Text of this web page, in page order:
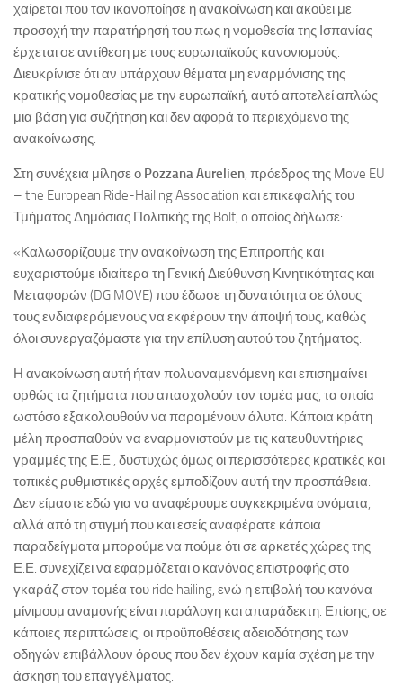
χαίρεται που τον ικανοποίησε η ανακοίνωση και ακούει με
προσοχή την παρατήρησή του πως η νομοθεσία της Ισπανίας
έρχεται σε αντίθεση με τους ευρωπαϊκούς κανονισμούς.
Διευκρίνισε ότι αν υπάρχουν θέματα μη εναρμόνισης της
κρατικής νομοθεσίας με την ευρωπαϊκή, αυτό αποτελεί απλώς
μια βάση για συζήτηση και δεν αφορά το περιεχόμενο της
ανακοίνωσης.
Στη συνέχεια μίλησε ο PozzanaAurelien, πρόεδρος της Μove EU
– the European Ride-Hailing Association και επικεφαλής του
Τμήματος Δημόσιας Πολιτικής της Bolt, o οποίος δήλωσε:
«Καλωσορίζουμε την ανακοίνωση της Επιτροπής και
ευχαριστούμε ιδιαίτερα τη Γενική Διεύθυνση Κινητικότητας και
Μεταφορών (DG MOVE) που έδωσε τη δυνατότητα σε όλους
τους ενδιαφερόμενους να εκφέρουν την άποψή τους, καθώς
όλοι συνεργαζόμαστε για την επίλυση αυτού του ζητήματος.
Η ανακοίνωση αυτή ήταν πολυαναμενόμενη και επισημαίνει
ορθώς τα ζητήματα που απασχολούν τον τομέα μας, τα οποία
ωστόσο εξακολουθούν να παραμένουν άλυτα. Κάποια κράτη
μέλη προσπαθούν να εναρμονιστούν με τις κατευθυντήριες
γραμμές της Ε.Ε., δυστυχώς όμως οι περισσότερες κρατικές και
τοπικές ρυθμιστικές αρχές εμποδίζουν αυτή την προσπάθεια.
Δεν είμαστε εδώ για να αναφέρουμε συγκεκριμένα ονόματα,
αλλά από τη στιγμή που και εσείς αναφέρατε κάποια
παραδείγματα μπορούμε να πούμε ότι σε αρκετές χώρες της
Ε.Ε. συνεχίζει να εφαρμόζεται ο κανόνας επιστροφής στο
γκαράζ στον τομέα του ride hailing, ενώ η επιβολή του κανόνα
μίνιμουμ αναμονής είναι παράλογη και απαράδεκτη. Επίσης, σε
κάποιες περιπτώσεις, οι προϋποθέσεις αδειοδότησης των
οδηγών επιβάλλουν όρους που δεν έχουν καμία σχέση με την
άσκηση του επαγγέλματος.